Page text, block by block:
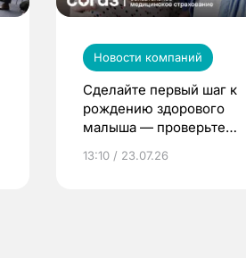
Новости компаний
Сделайте первый шаг к
рождению здорового
малыша — проверьте
по ОМС!
13:10 / 23.07.26